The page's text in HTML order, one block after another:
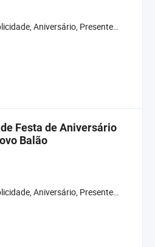
Casamento, Natal, Ano Novo, Chuveiro de Bebê, Carnaval, Aniversário
Festa de Aniversário
Balão
Casamento, Natal, Ano Novo, Chuveiro de Bebê, Carnaval, Aniversário